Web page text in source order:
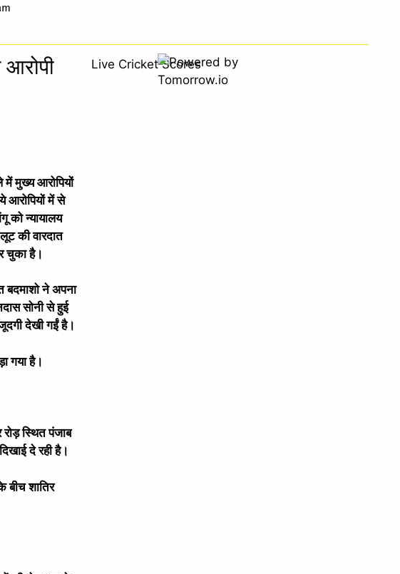
मुख्य आरोपियों
आरोपियों में से
को न्यायालय
की वारदात
चुका है।
बदमाशो ने अपना
सोनी से हुई
देखी गईं है।
गया है।
रोड़ स्थित पंजाब
दे रही है।
बीच शातिर
Live Cricket Scores